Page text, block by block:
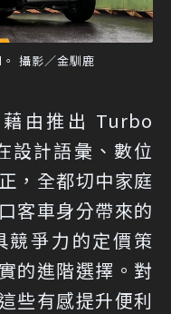
攝影／金馴鹿
由推出 Turbo
設計語彙、數位
，全都切中家庭
客車身分帶來的
競爭力的定價策
的進階選擇。對
些有感提升便利